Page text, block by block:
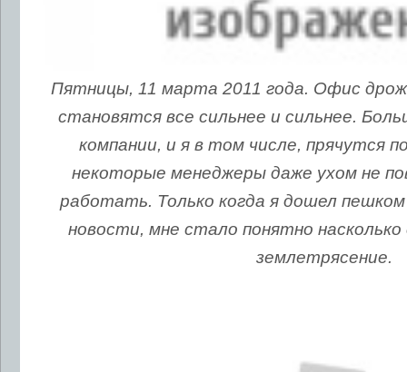
Пятницы, 11 марта 2011 года. Офис
становятся все сильнее и сильнее.
компании, и я в том числе, прячутся
некоторые менеджеры даже ухом не
работать. Только когда я дошел
новости, мне стало понятно
землетрясение.